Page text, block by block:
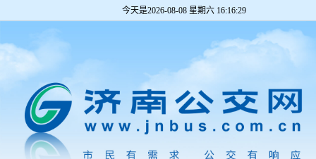
今天是2026-08-08 星期六 16:16:30